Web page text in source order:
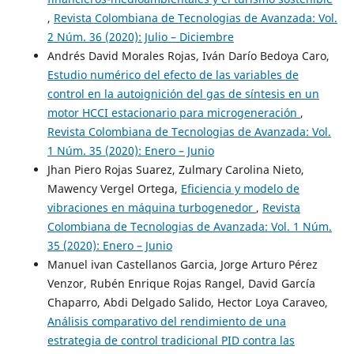
, Revista Colombiana de Tecnologias de Avanzada: Vol.
2 Núm. 36 (2020): Julio – Diciembre
Andrés David Morales Rojas, Iván Darío Bedoya Caro,
Estudio numérico del efecto de las variables de
control en la autoignición del gas de síntesis en un
motor HCCI estacionario para microgeneración ,
Revista Colombiana de Tecnologias de Avanzada: Vol.
1 Núm. 35 (2020): Enero – Junio
Jhan Piero Rojas Suarez, Zulmary Carolina Nieto,
Mawency Vergel Ortega, Eficiencia y modelo de
vibraciones en máquina turbogenedor , Revista
Colombiana de Tecnologias de Avanzada: Vol. 1 Núm.
35 (2020): Enero – Junio
Manuel ivan Castellanos Garcia, Jorge Arturo Pérez
Venzor, Rubén Enrique Rojas Rangel, David García
Chaparro, Abdi Delgado Salido, Hector Loya Caraveo,
Análisis comparativo del rendimiento de una
estrategia de control tradicional PID contra las